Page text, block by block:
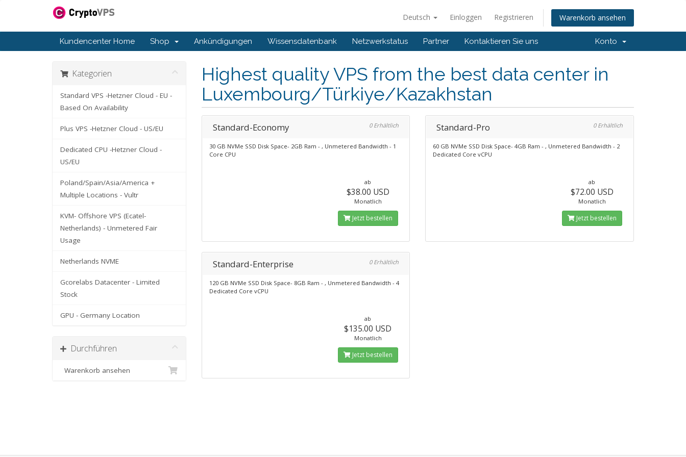
Deutsch Einloggen Registrieren Warenkorb ansehen
Kundencenter Home Shop Ankündigungen Wissensdatenbank Netzwerkstatus Partner Kontaktieren Sie uns Konto
Kategorien
Standard VPS -Hetzner Cloud - EU -
Based On Availability
Plus VPS -Hetzner Cloud - US/EU
Dedicated CPU -Hetzner Cloud -
US/EU
Poland/Spain/Asia/America +
Multiple Locations - Vultr
KVM- Offshore VPS (Ecatel-
Netherlands) - Unmetered Fair
Usage
Netherlands NVME
Gcorelabs Datacenter - Limited
Stock
GPU - Germany Location
Durchführen
Warenkorb ansehen
Highest quality VPS from the best data center in
Luxembourg/Türkiye/Kazakhstan
Standard-Economy 0 Erhältlich
30 GB NVMe SSD Disk Space- 2GB Ram - , Unmetered Bandwidth - 1
Core CPU
ab
$38.00 USD
Monatlich
Jetzt bestellen
Standard-Pro 0 Erhältlich
60 GB NVMe SSD Disk Space- 4GB Ram - , Unmetered Bandwidth - 2
Dedicated Core vCPU
ab
$72.00 USD
Monatlich
Jetzt bestellen
Standard-Enterprise 0 Erhältlich
120 GB NVMe SSD Disk Space- 8GB Ram - , Unmetered Bandwidth - 4
Dedicated Core vCPU
ab
$135.00 USD
Monatlich
Jetzt bestellen